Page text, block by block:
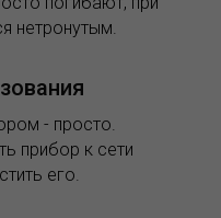
нетронутым.
- просто.
прибор к сети
его.